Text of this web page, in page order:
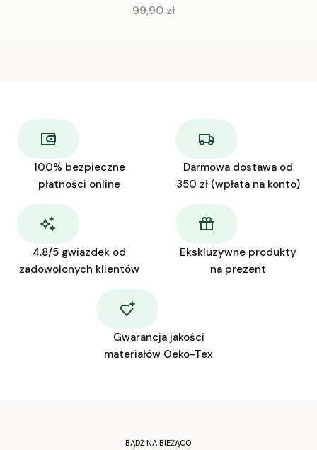
Cena
99,90 zł
100% bezpieczne
płatności online
Darmowa dostawa od
350 zł (wpłata na konto)
4.8/5 gwiazdek od
zadowolonych klientów
Ekskluzywne produkty
na prezent
Gwarancja jakości
materiałów Oeko-Tex
BĄDŹ NA BIEŻĄCO